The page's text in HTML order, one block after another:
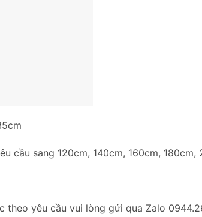
cầu sang 120cm, 140cm, 160cm, 180cm,
theo yêu cầu vui lòng gửi qua Zalo